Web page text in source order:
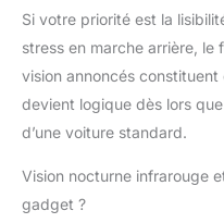
Si votre priorité est la
stress en marche arrière,
vision annoncés
devient logique dès lors
d’une voiture standard.
Vision nocturne infrarouge
gadget ?